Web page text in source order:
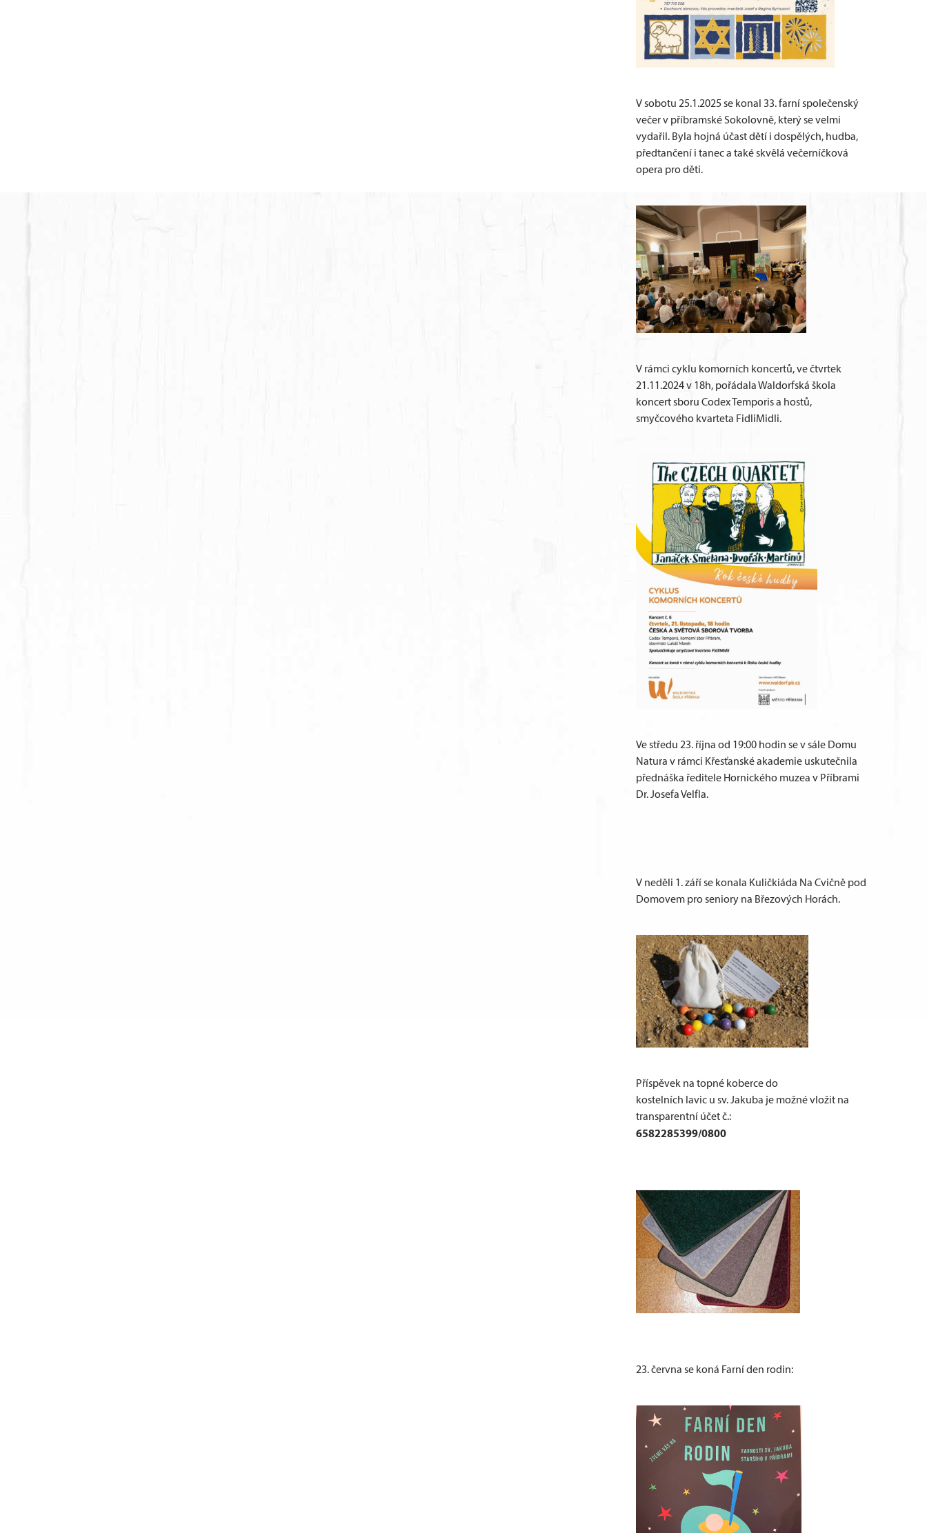
V sobotu 25.1.2025 se konal 33. farní společenský
večer v příbramské Sokolovně, který se velmi
vydařil. Byla hojná účast dětí i dospělých, hudba,
předtančení i tanec a také skvělá večerníčková
opera pro děti.
V rámci cyklu komorních koncertů, ve čtvrtek
21.11.2024 v 18h, pořádala Waldorfská škola
koncert sboru Codex Temporis a hostů,
smyčcového kvarteta FidliMidli.
Ve středu 23. října od 19:00 hodin se v sále Domu
Natura v rámci Křesťanské akademie uskutečnila
přednáška ředitele Hornického muzea v Příbrami
Dr. Josefa Velfla.
V neděli 1. září se konala Kuličkiáda Na Cvičně pod
Domovem pro seniory na Březových Horách.
Příspěvek na topné koberce do
kostelních lavic u sv. Jakuba je možné vložit na
transparentní účet č.:
6582285399/0800
23. června se koná Farní den rodin: